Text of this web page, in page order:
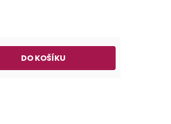
DO KOŠÍKU